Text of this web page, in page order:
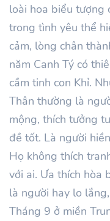
loài hoa biểu tượng
trong tình yêu thể
cảm, lòng chân
năm Canh Tý có
cầm tinh con Khỉ.
Thân thường là
mộng, thích tưởng
đề tốt. Là người
Họ không thích
với ai. Ưa thích hòa
là người hay lo
Tháng 9 ở miền